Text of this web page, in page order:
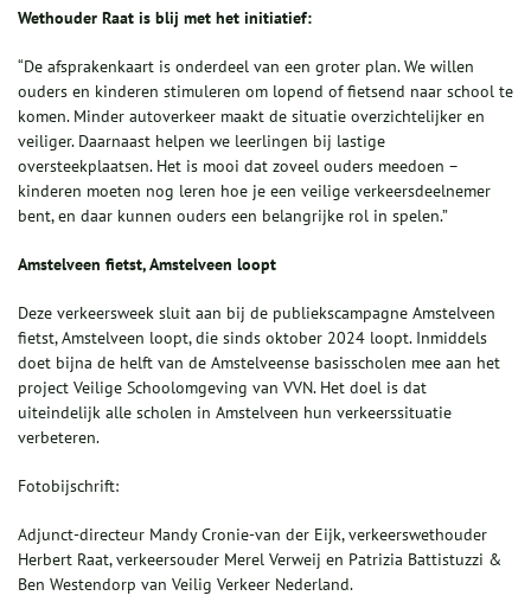
Wethouder Raat is blij met het initiatief:
“De afsprakenkaart is onderdeel van een groter plan. We willen
ouders en kinderen stimuleren om lopend of fietsend naar school te
komen. Minder autoverkeer maakt de situatie overzichtelijker en
veiliger. Daarnaast helpen we leerlingen bij lastige
oversteekplaatsen. Het is mooi dat zoveel ouders meedoen –
kinderen moeten nog leren hoe je een veilige verkeersdeelnemer
bent, en daar kunnen ouders een belangrijke rol in spelen.”
Amstelveen fietst, Amstelveen loopt
Deze verkeersweek sluit aan bij de publiekscampagne Amstelveen
fietst, Amstelveen loopt, die sinds oktober 2024 loopt. Inmiddels
doet bijna de helft van de Amstelveense basisscholen mee aan het
project Veilige Schoolomgeving van VVN. Het doel is dat
uiteindelijk alle scholen in Amstelveen hun verkeerssituatie
verbeteren.
Fotobijschrift:
Adjunct-directeur Mandy Cronie-van der Eijk, verkeerswethouder
Herbert Raat, verkeersouder Merel Verweij en Patrizia Battistuzzi &
Ben Westendorp van Veilig Verkeer Nederland.